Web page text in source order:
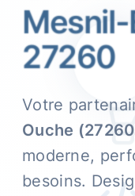
27260
Votre
Ouche
moderne,
besoins.